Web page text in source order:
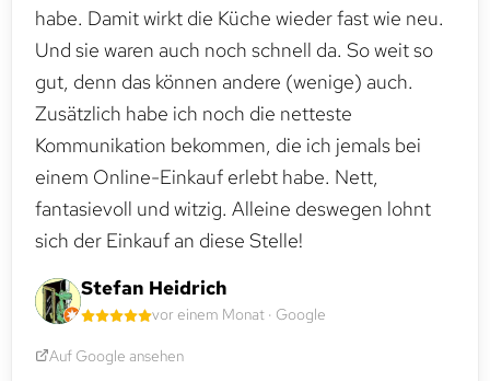
habe. Damit wirkt die Küche wieder fast wie neu.
Und sie waren auch noch schnell da. So weit so
gut, denn das können andere (wenige) auch.
Zusätzlich habe ich noch die netteste
Kommunikation bekommen, die ich jemals bei
einem Online-Einkauf erlebt habe. Nett,
fantasievoll und witzig. Alleine deswegen lohnt
sich der Einkauf an diese Stelle!
Stefan Heidrich
vor einem Monat · Google
Auf Google ansehen